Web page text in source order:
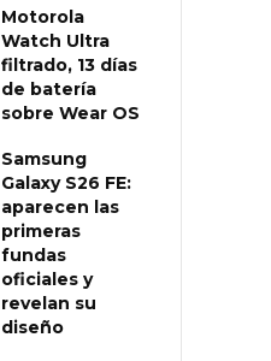
Motorola
Watch Ultra
filtrado, 13 días
de batería
sobre Wear OS
Samsung
Galaxy S26 FE:
aparecen las
primeras
fundas
oficiales y
revelan su
diseño